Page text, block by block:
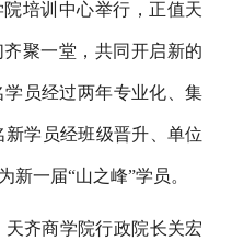
培训中心举行，正值天
聚一堂，共同开启新的
学员经过两年专业化、集
学员经班级晋升、单位
新一届“山之峰”学员。
齐商学院行政院长关宏